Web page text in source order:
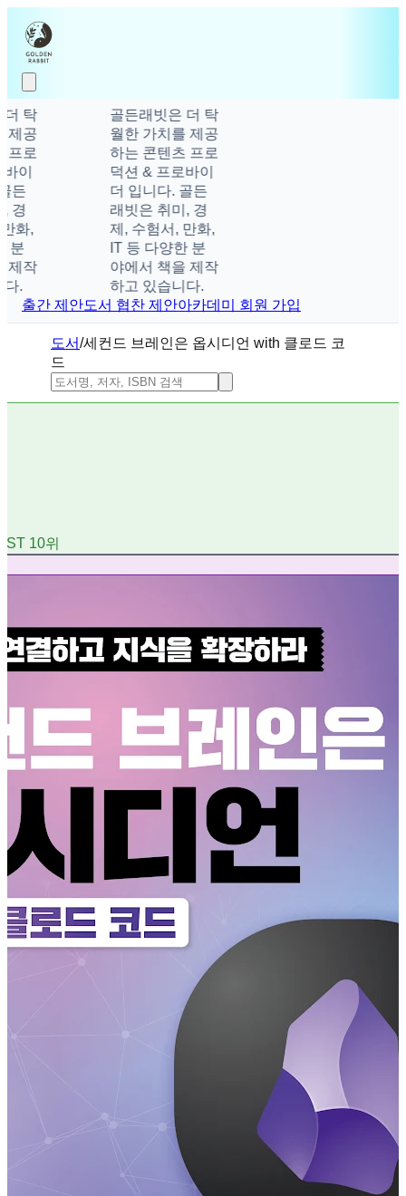
탁
공
로
이
든
경
화,
작
.
골든래빗은 더 탁
월한 가치를 제공
하는 콘텐츠 프로
덕션 & 프로바이
더 입니다. 골든
래빗은 취미, 경
제, 수험서, 만화,
IT 등 다양한 분
야에서 책을 제작
하고 있습니다.
출간 제안도서 협찬 제안아카데미 회원 가입
도서/세컨드 브레인은 옵시디언 with 클로드 코
드
10위